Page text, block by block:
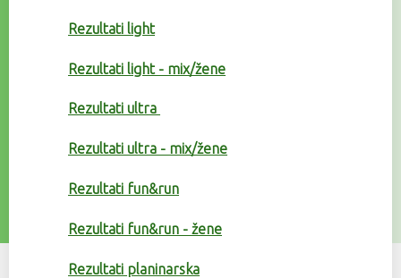
Rezultati light
Rezultati light - mix/žene
Rezultati ultra
Rezultati ultra - mix/žene
Rezultati fun&run
Rezultati fun&run - žene
Rezultati planinarska